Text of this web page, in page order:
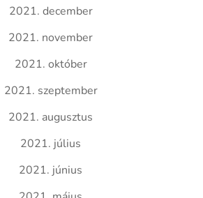
2021. december
2021. november
2021. október
2021. szeptember
2021. augusztus
2021. július
2021. június